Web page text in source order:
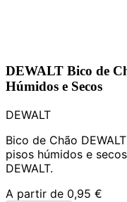
DEWALT Bico de
Húmidos e Secos
DEWALT
Bico de Chão
pisos húmidos e
DEWALT.
A partir de 0,95 €